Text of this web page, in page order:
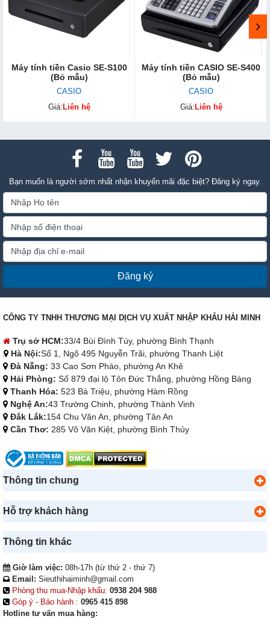
Máy tính tiền Casio SE-S100
(Bỏ mẫu)
CASIO
Giá: Liên hệ
Máy tính tiền CASIO SE-S400
(Bỏ mẫu)
CASIO
Giá: Liên hệ
Bạn muốn là người sớm nhất nhận khuyến mãi đặc biệt? Đăng ký ngay.
Đăng ký
CÔNG TY TNHH THƯƠNG MẠI DỊCH VỤ XUẤT NHẬP KHẨU HẢI MINH
Trụ sở HCM:33/4 Bùi Đình Túy, phường Bình Thạnh
Hà Nội:Số 1, Ngõ 495 Nguyễn Trãi, phường Thanh Liệt
Đà Nẵng: 33 Cao Sơn Pháo, phường An Khê
Hải Phòng: Số 879 đại lộ Tôn Đức Thắng, phường Hồng Bàng
Thanh Hóa: 523 Bà Triệu, phường Hàm Rồng
Nghệ An:43 Trường Chinh, phường Thành Vinh
Đắk Lắk:154 Chu Văn An, phường Tân An
Cần Thơ: 285 Võ Văn Kiệt, phường Bình Thủy
Thông tin chung
Hỗ trợ khách hàng
Thông tin khác
Giờ làm việc: 08h-17h (từ thứ 2 - thứ 7)
Email: Sieuthihaiminh@gmail.com
Phòng thu mua-Nhập khẩu: 0938 204 988
Góp ý - Bảo hành : 0965 415 898
Hotline tư vấn mua hàng: